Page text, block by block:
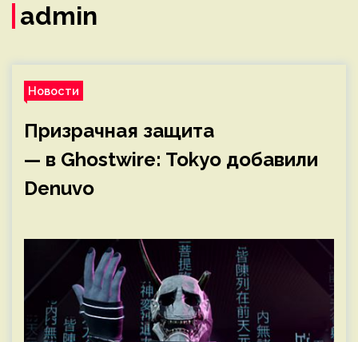
admin
Новости
Призрачная защита
— в Ghostwire: Tokyo добавили
Denuvo